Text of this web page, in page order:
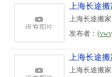
上海长途
上海长途搬
发布者： (
上海长途
上海长途搬